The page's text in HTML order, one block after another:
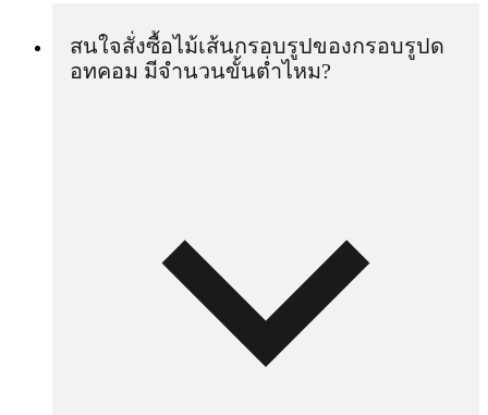
สนใจสั่งซื้อไม้เส้นกรอบรูปของกรอบรูปด
อทคอม มีจำนวนขั้นต่ำไหม?